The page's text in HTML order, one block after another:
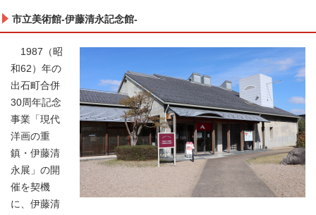
市立美術館-伊藤清永記念館-
1987（昭
和62）年の
出石町合併
30周年記念
事業「現代
洋画の重
鎮・伊藤清
永展」の開
催を契機
に、伊藤清